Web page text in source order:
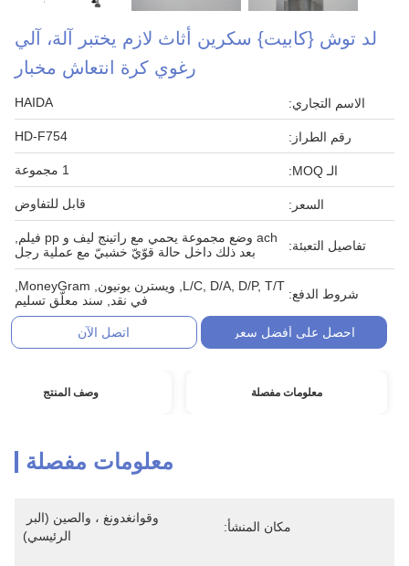
لد توش {كابيت} سكرين أثاث لازم يختبر آلة، آلي
رغوي كرة انتعاش مخبار
الاسم التجاري: HAIDA
رقم الطراز: HD-F754
الـ MOQ: 1 مجموعة
السعر: قابل للتفاوض
تفاصيل التعبئة:
ach وضع مجموعة يحمي مع راتينج ليف و pp فيلم,
بعد ذلك داخل حالة قوّيّ خشبيّ مع عملية رجل
شروط الدفع:
في نقد, سند معلّق تسليم
احصل على أفضل سعر اتصل الآن
معلومات مفصلة وصف المنتج
معلومات مفصلة
مكان المنشأ:
الرئيسي)